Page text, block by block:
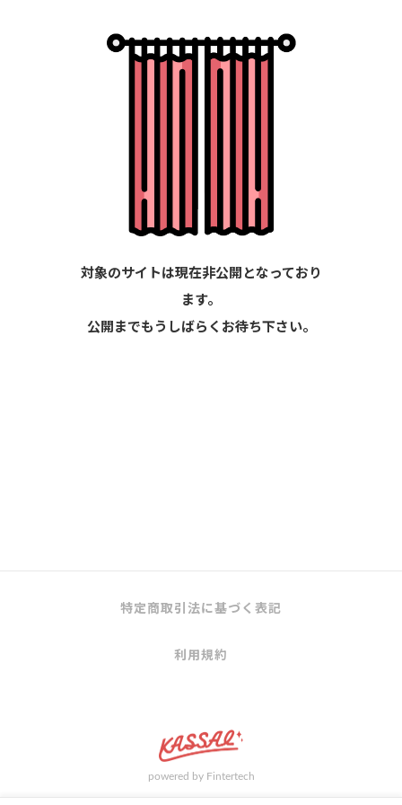
対象のサイトは現在非公開となっており
ます。
公開までもうしばらくお待ち下さい。
特定商取引法に基づく表記
利用規約
powered by Fintertech